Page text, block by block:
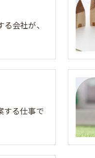
会社が、
する仕事で